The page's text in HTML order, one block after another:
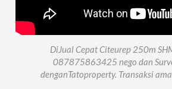
DiJual Cepat Citeurep 250m
087875863425 nego dan
denganTatoproperty. Transaksi